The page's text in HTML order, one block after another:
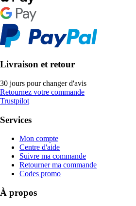
Livraison et retour
30 jours pour changer d'avis
Retournez votre commande
Trustpilot
Services
Mon compte
Centre d'aide
Suivre ma commande
Retourner ma commande
Codes promo
À propos